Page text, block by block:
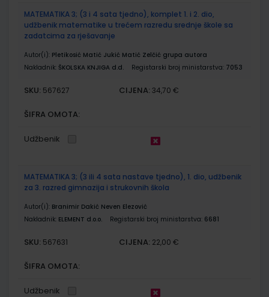
MATEMATIKA 3; (3 i 4 sata tjedno), komplet 1. i 2. dio,
udžbenik matematike u trećem razredu srednje škole sa
zadatcima za rješavanje
Autor(i): Pletikosić Matić Jukić Matić Zelčić grupa autora
Nakladnik: ŠKOLSKA KNJIGA d.d. Registarski broj ministarstva: 7053
SKU: 567627 CIJENA: 34,70 €
ŠIFRA OMOTA:
Udžbenik
MATEMATIKA 3; (3 ili 4 sata nastave tjedno), 1. dio, udžbenik
za 3. razred gimnazija i strukovnih škola
Autor(i): Branimir Dakić Neven Elezović
Nakladnik: ELEMENT d.o.o. Registarski broj ministarstva: 6681
SKU: 567631 CIJENA: 22,00 €
ŠIFRA OMOTA:
Udžbenik